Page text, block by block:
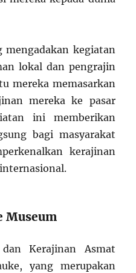
mengadakan kegiatan
lokal dan pengrajin
mereka memasarkan
mereka ke pasar
ini memberikan
bagi masyarakat
kerajinan
Museum
dan Kerajinan Asmat
yang merupakan